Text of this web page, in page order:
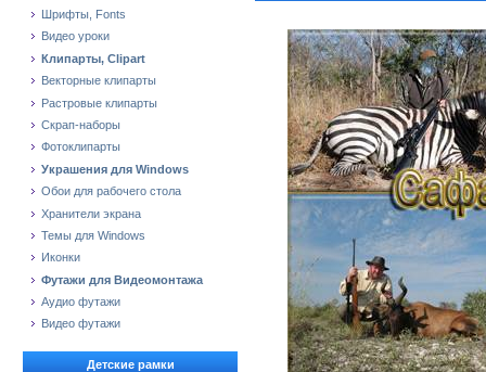
Шрифты, Fonts
Видео уроки
Клипарты, Clipart
Векторные клипарты
Растровые клипарты
Скрап-наборы
Фотоклипарты
Украшения для Windows
Обои для рабочего стола
Хранители экрана
Темы для Windows
Иконки
Футажи для Видеомонтажа
Аудио футажи
Видео футажи
Детские рамки